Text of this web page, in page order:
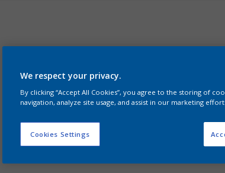
We respect your privacy.
By clicking “Accept All Cookies”, you agree to the storing of
navigation, analyze site usage, and assist in our marketing
Cookies Settings